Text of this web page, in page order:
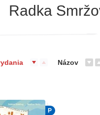
Radka
Názov
P